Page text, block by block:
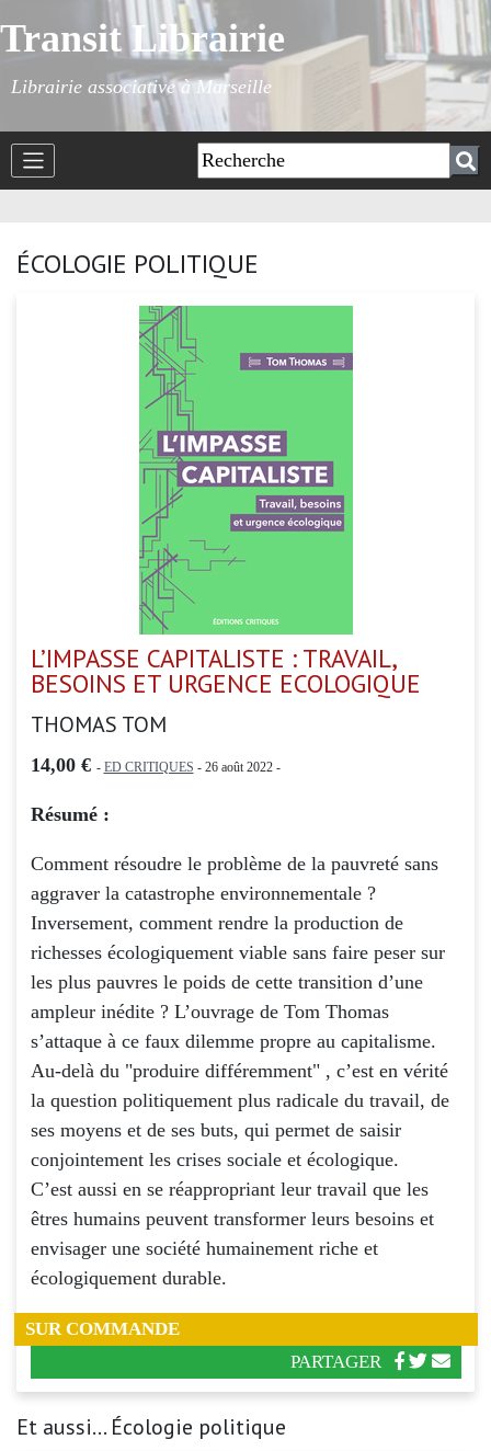
Transit Librairie
Librairie associative à Marseille
ÉCOLOGIE POLITIQUE
L’IMPASSE CAPITALISTE : TRAVAIL,
BESOINS ET URGENCE ECOLOGIQUE
THOMAS TOM
14,00 € - ED CRITIQUES - 26 août 2022 -
Résumé :
Comment résoudre le problème de la pauvreté sans
aggraver la catastrophe environnementale ?
Inversement, comment rendre la production de
richesses écologiquement viable sans faire peser sur
les plus pauvres le poids de cette transition d’une
ampleur inédite ? L’ouvrage de Tom Thomas
s’attaque à ce faux dilemme propre au capitalisme.
Au-delà du "produire différemment" , c’est en vérité
la question politiquement plus radicale du travail, de
ses moyens et de ses buts, qui permet de saisir
conjointement les crises sociale et écologique.
C’est aussi en se réappropriant leur travail que les
êtres humains peuvent transformer leurs besoins et
envisager une société humainement riche et
écologiquement durable.
SUR COMMANDE
PARTAGER
Et aussi... Écologie politique